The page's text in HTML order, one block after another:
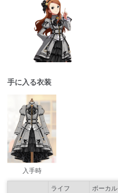
手に入る衣装
入手時
ライフ ボーカル